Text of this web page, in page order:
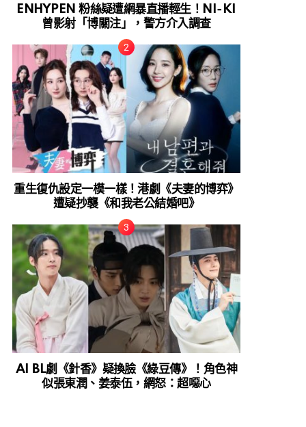
ENHYPEN 粉絲疑遭網暴直播輕生！NI-KI
曾影射「博關注」，警方介入調查
重生復仇設定一模一樣！港劇《夫妻的博弈》
遭疑抄襲《和我老公結婚吧》
AI BL劇《針香》疑換臉《綠豆傳》！角色神
似張東潤、姜泰伍，網怒：超噁心